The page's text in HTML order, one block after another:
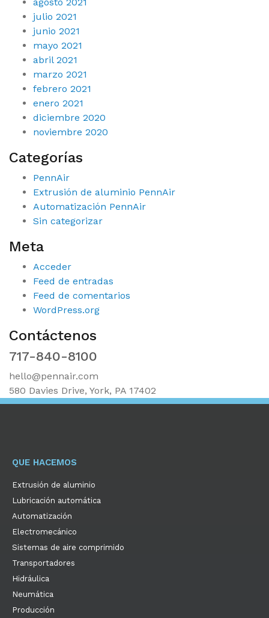
agosto 2021
julio 2021
junio 2021
mayo 2021
abril 2021
marzo 2021
febrero 2021
enero 2021
diciembre 2020
noviembre 2020
Categorías
PennAir
Extrusión de aluminio PennAir
Automatización PennAir
Sin categorizar
Meta
Acceder
Feed de entradas
Feed de comentarios
WordPress.org
Contáctenos
717-840-8100
hello@pennair.com
580 Davies Drive, York, PA 17402
QUE HACEMOS
Extrusión de aluminio
Lubricación automática
Automatización
Electromecánico
Sistemas de aire comprimido
Transportadores
Hidráulica
Neumática
Producción